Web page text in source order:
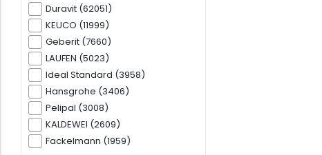
Duravit (62051)
KEUCO (11999)
Geberit (7660)
LAUFEN (5023)
Ideal Standard (3958)
Hansgrohe (3406)
Pelipal (3008)
KALDEWEI (2609)
Fackelmann (1959)